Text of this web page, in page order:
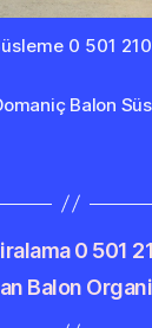
0 501
Balon
0 501
Balon